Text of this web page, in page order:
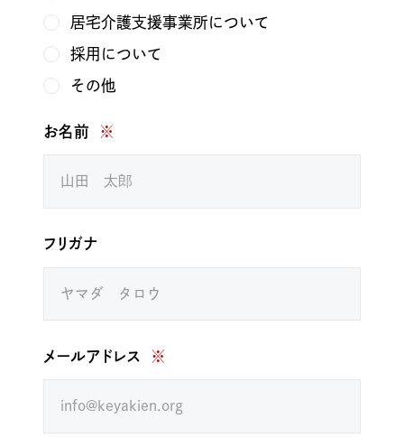
居宅介護支援事業所について
採用について
その他
お名前 ※
フリガナ
メールアドレス ※